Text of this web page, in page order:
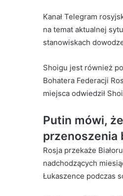
Kanał Telegram
na temat aktualnej
stanowiskach
Shoigu jest również
Bohatera Federacji
miejsca odwiedził
Putin mówi,
przenoszenia
Rosja przekaże
nadchodzących
Łukaszence podczas